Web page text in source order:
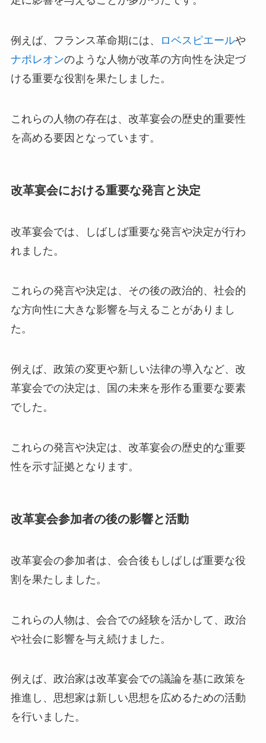
例えば、フランス革命期には、 ロベスピエールや
ナポレオンのような人物が改革の方向性を決定づ
ける重要な役割を果たしました。
これらの人物の存在は、改革宴会の歴史的重要性
を高める要因となっています。
改革宴会における重要な発言と決定
改革宴会では、しばしば重要な発言や決定が行わ
れました。
これらの発言や決定は、その後の政治的、社会的
な方向性に大きな影響を与えることがありまし
た。
例えば、政策の変更や新しい法律の導入など、改
革宴会での決定は、国の未来を形作る重要な要素
でした。
これらの発言や決定は、改革宴会の歴史的な重要
性を示す証拠となります。
改革宴会参加者の後の影響と活動
改革宴会の参加者は、会合後もしばしば重要な役
割を果たしました。
これらの人物は、会合での経験を活かして、政治
や社会に影響を与え続けました。
例えば、政治家は改革宴会での議論を基に政策を
推進し、思想家は新しい思想を広めるための活動
を行いました。